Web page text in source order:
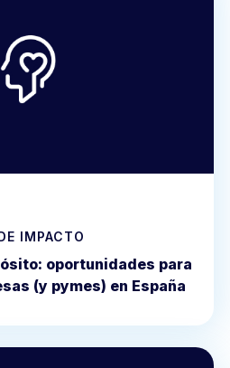
IMPACTO
oportunidades para
(y pymes) en España